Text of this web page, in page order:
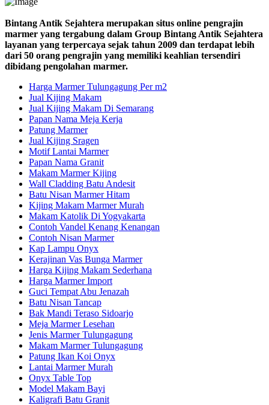
Bintang Antik Sejahtera merupakan situs online pengrajin
marmer yang tergabung dalam Group Bintang Antik Sejahtera
layanan yang terpercaya sejak tahun 2009 dan terdapat lebih
dari 50 orang pengrajin yang memiliki keahlian tersendiri
dibidang pengolahan marmer.
Harga Marmer Tulungagung Per m2
Jual Kijing Makam
Jual Kijing Makam Di Semarang
Papan Nama Meja Kerja
Patung Marmer
Jual Kijing Sragen
Motif Lantai Marmer
Papan Nama Granit
Makam Marmer Kijing
Wall Cladding Batu Andesit
Batu Nisan Marmer Hitam
Kijing Makam Marmer Murah
Makam Katolik Di Yogyakarta
Contoh Vandel Kenang Kenangan
Contoh Nisan Marmer
Kap Lampu Onyx
Kerajinan Vas Bunga Marmer
Harga Kijing Makam Sederhana
Harga Marmer Import
Guci Tempat Abu Jenazah
Batu Nisan Tancap
Bak Mandi Teraso Sidoarjo
Meja Marmer Lesehan
Jenis Marmer Tulungagung
Makam Marmer Tulungagung
Patung Ikan Koi Onyx
Lantai Marmer Murah
Onyx Table Top
Model Makam Bayi
Kaligrafi Batu Granit